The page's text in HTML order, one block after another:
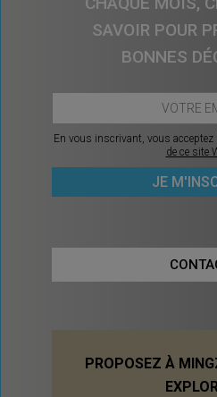
SAVOIR POUR
BONNES
En vous inscrivant, vous acceptez
de ce site
PROPOSEZ À